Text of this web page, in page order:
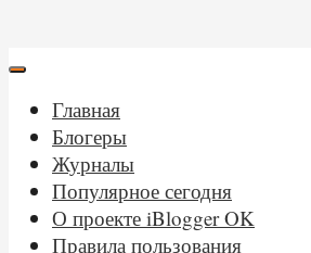
Главная
Блогеры
Журналы
Популярное сегодня
О проекте iBlogger OK
Правила пользования